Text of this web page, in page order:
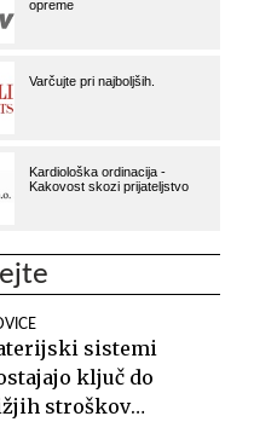
sistemi
ključ do
stroškov